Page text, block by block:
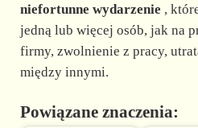
niefortunne wydarzenie ,
jedną lub więcej osób, jak na
firmy, zwolnienie z pracy,
między innymi.
Powiązane znaczenia: